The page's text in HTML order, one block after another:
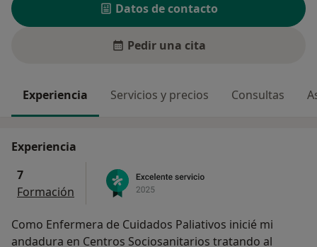
Datos de contacto
Pedir una cita
Experiencia Servicios y precios Consultas
Experiencia
7
Formación
Como Enfermera de Cuidados Paliativos inicié mi
andadura en Centros Sociosanitarios tratando al